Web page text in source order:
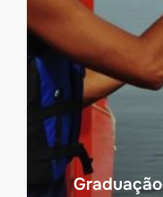
Graduação